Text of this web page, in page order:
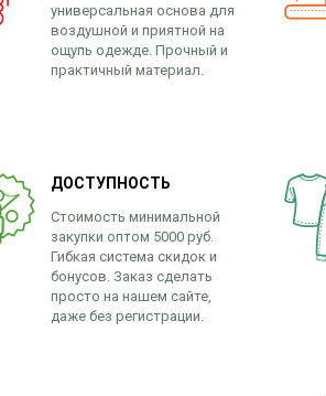
универсальная основа для
воздушной и приятной на
ощупь одежде. Прочный и
практичный материал.
ДОСТУПНОСТЬ
Стоимость минимальной
закупки оптом 5000 руб.
Гибкая система скидок и
бонусов. Заказ сделать
просто на нашем сайте,
даже без регистрации.